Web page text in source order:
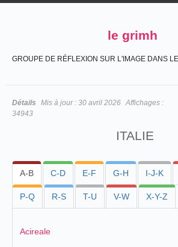
le grimh
GROUPE DE RÉFLEXION SUR L'IMAGE DANS
Détails Mis à jour : 30 avril 2026 Affichages :
34943
ITALIE
A-B C-D E-F G-H I-J-K
P-Q R-S T-U V-W X-Y-Z
Acireale